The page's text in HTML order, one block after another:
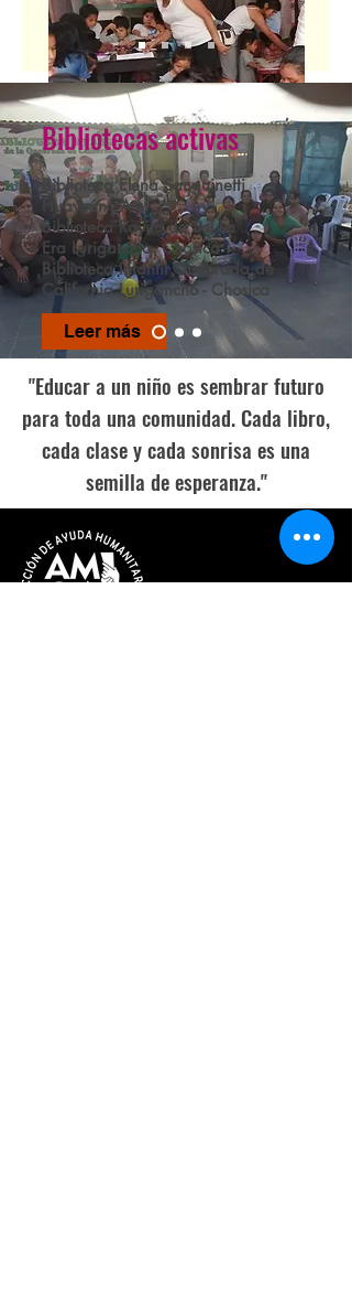
Bibliotecas activas
Biblioteca Elena Sanguinetti
Huaycán - Ate
Biblioteca Rayito de Sol La
Era Lurigancho Chosica
Biblioteca Infantil Quebrada de
CaliforniaLurigancho - Chosica
Leer más
"Educar a un niño es sembrar futuro
para toda una comunidad. Cada libro,
cada clase y cada sonrisa es una
semilla de esperanza."